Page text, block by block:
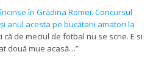
în Grădina Romei. Concursul
anul acesta pe bucătarii amatori la
că de meciul de fotbal nu se scrie. E si
două mue acasă…”